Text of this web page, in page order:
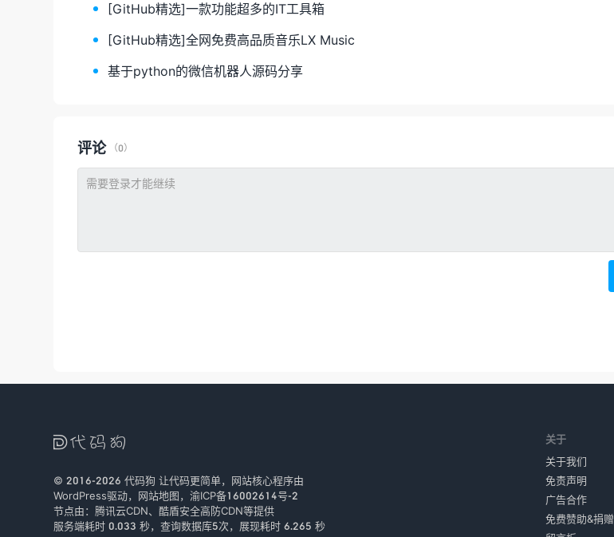
[GitHub精选]一款功能超多的IT工具箱
[GitHub精选]全网免费高品质音乐LX Music
基于python的微信机器人源码分享
评论（0）
关于
关于我们
免责声明
广告合作
免费赞助&捐赠

© 2016-2026 代码狗 让代码更简单，网站核心程序由
WordPress驱动， 网站地图， 渝ICP备16002614号-2
节点由： 腾讯云CDN、 酷盾安全高防CDN等提供
服务端耗时 0.033 秒，查询数据库5次， 展现耗时 6.265 秒